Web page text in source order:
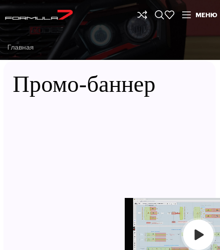
МЕНЮ
Главная
Промо-баннер